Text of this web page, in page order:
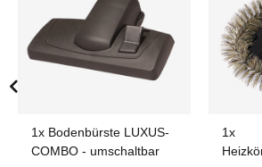
1x Bodenbürste LUXUS-
COMBO - umschaltbar
1x